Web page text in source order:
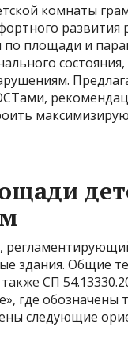
комнаты
площади и
здания. Общие
СП
где обозначены
следующие